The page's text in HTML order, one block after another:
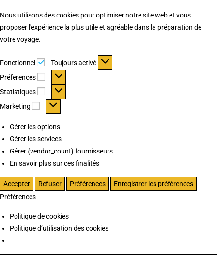
Nous utilisons des cookies pour optimiser notre site web et vous
proposer l'expérience la plus utile et agréable dans la préparation de
votre voyage.
Fonctionnel Fonctionnel
Toujours activé
Préférences
Préférences
Statistiques Statistiques
Marketing Marketing
Gérer les options
Gérer les services
Gérer {vendor_count} fournisseurs
En savoir plus sur ces finalités
Accepter Refuser Préférences
Enregistrer les préférences
Préférences
Politique de cookies
Politique d’utilisation des cookies